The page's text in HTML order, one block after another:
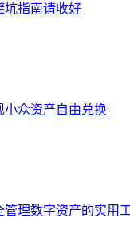
坑指南请收好
小众资产自由兑换
管理数字资产的实用